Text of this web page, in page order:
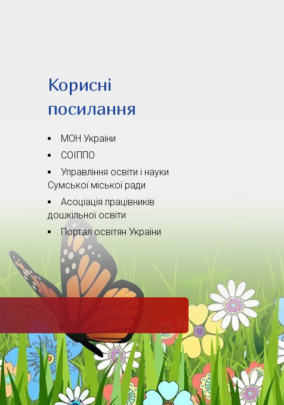
Корисні
посилання
МОН України
СОІППО
Управління освіти і науки
Сумської міської ради
Асоціація працівників
дошкільної освіти
Портал освітян України